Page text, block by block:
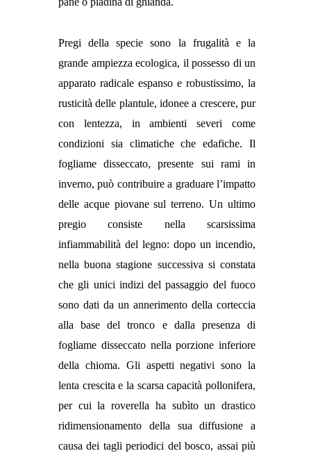
Pregi della specie sono la frugalità e la
grande ampiezza ecologica, il possesso di un
apparato radicale espanso e robustissimo, la
rusticità delle plantule, idonee a crescere, pur
con lentezza, in ambienti severi come
condizioni sia climatiche che edafiche. Il
fogliame disseccato, presente sui rami in
inverno, può contribuire a graduare l’impatto
delle acque piovane sul terreno. Un ultimo
pregio consiste nella scarsissima
infiammabilità del legno: dopo un incendio,
nella buona stagione successiva si constata
che gli unici indizi del passaggio del fuoco
sono dati da un annerimento della corteccia
alla base del tronco e dalla presenza di
fogliame disseccato nella porzione inferiore
della chioma. Gli aspetti negativi sono la
lenta crescita e la scarsa capacità pollonifera,
per cui la roverella ha subìto un drastico
ridimensionamento della sua diffusione a
causa dei tagli periodici del bosco, assai più